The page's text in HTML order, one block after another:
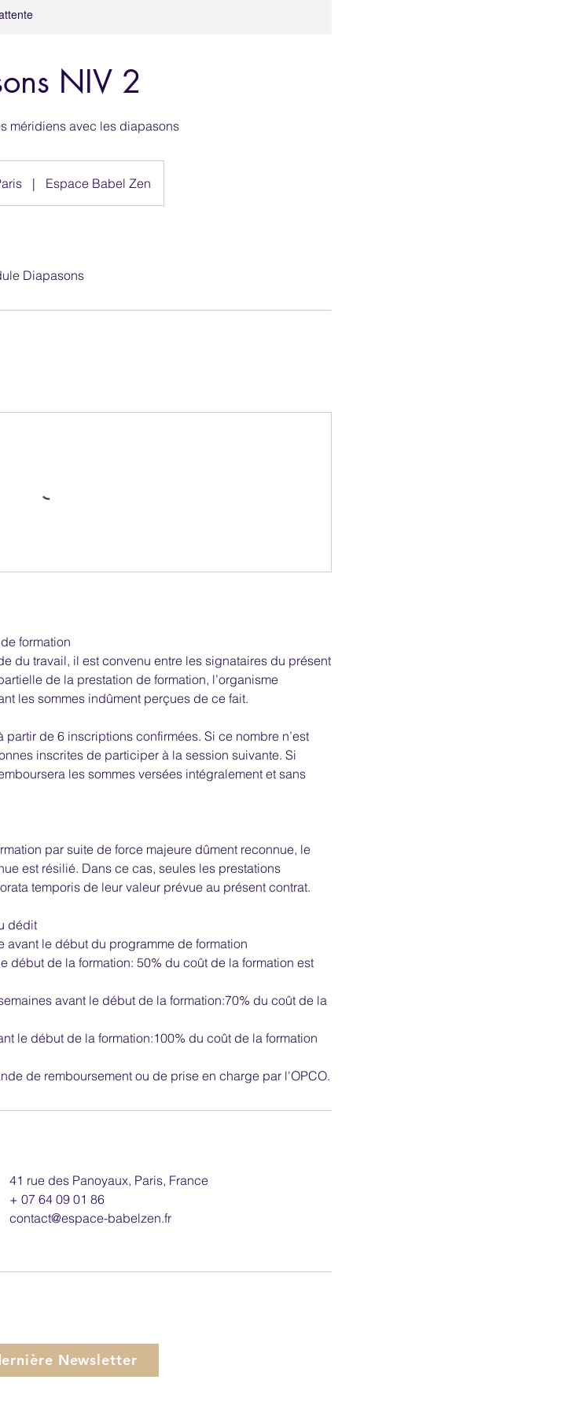
NIV 2
méridiens avec les diapasons
| Espace Babel Zen
Diapasons
formation
du travail, il est convenu entre les signataires du présent
de la prestation de formation, l’organisme
les sommes indûment perçues de ce fait.
partir de 6 inscriptions confirmées. Si ce nombre n’est
inscrites de participer à la session suivante. Si
les sommes versées intégralement et sans
par suite de force majeure dûment reconnue, le
est résilié. Dans ce cas, seules les prestations
temporis de leur valeur prévue au présent contrat.
dédit
le début du programme de formation
début de la formation: 50% du coût de la formation est
avant le début de la formation:70% du coût de la
le début de la formation:100% du coût de la formation
de remboursement ou de prise en charge par l'OPCO.
41 rue des Panoyaux, Paris, France
+ 07 64 09 01 86
contact@espace-babelzen.fr
Newsletter